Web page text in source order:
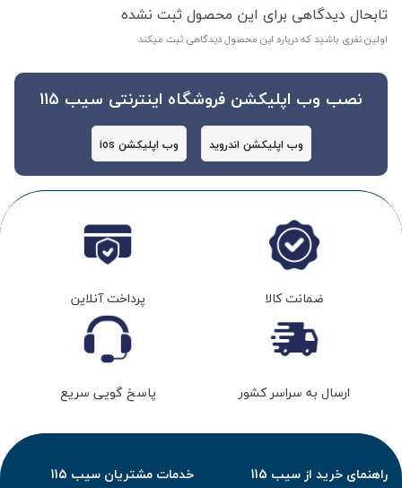
تابحال دیدگاهی برای این محصول ثبت نشده
اولین نفری باشید که درباره این محصول دیدگاهی ثبت میکند
نصب وب اپلیکشن فروشگاه اینترنتی سیب 115
وب اپلیکشن اندروید وب اپلیکشن ios
ضمانت کالا پرداخت آنلاین
ارسال به سراسر کشور پاسخ گویی سریع
راهنمای خرید از سیب 115 خدمات مشتریان سیب 115